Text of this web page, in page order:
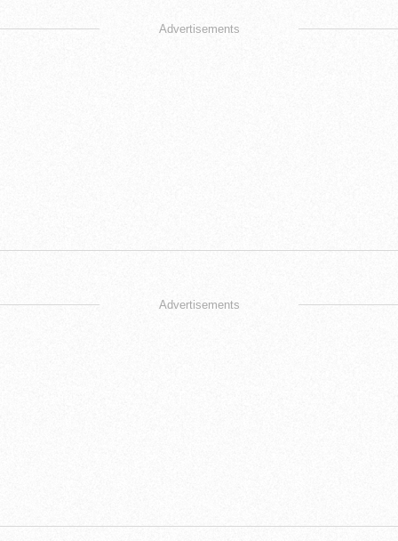
Advertisements
Advertisements